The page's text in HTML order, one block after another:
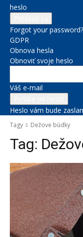
heslo
Forgot your
GDPR
Obnova hesla
Obnoviť svoje heslo
Váš e-mail
Heslo vám bude
Tagy Dežove búdky
Tag: